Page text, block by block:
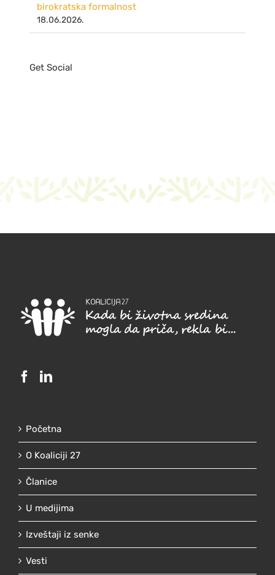
birokratska formalnost
18.06.2026.
Get Social
Početna
O Koaliciji 27
Članice
U medijima
Izveštaji iz senke
Vesti